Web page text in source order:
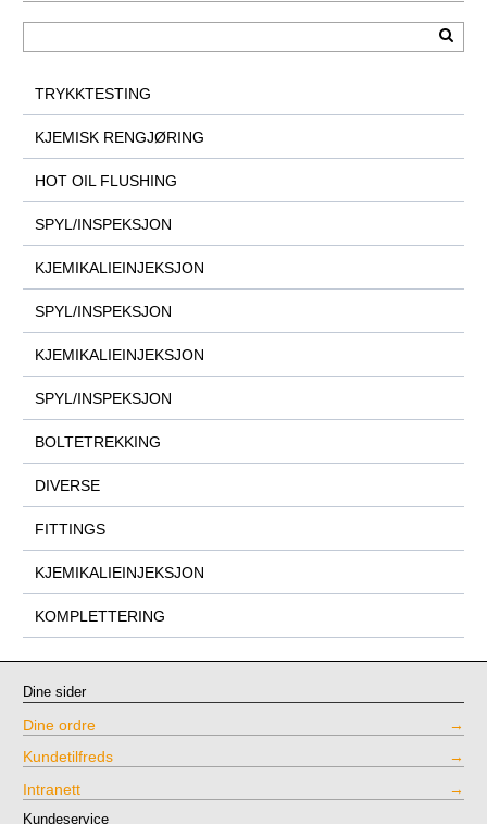
TRYKKTESTING
KJEMISK RENGJØRING
HOT OIL FLUSHING
SPYL/INSPEKSJON
KJEMIKALIEINJEKSJON
SPYL/INSPEKSJON
KJEMIKALIEINJEKSJON
SPYL/INSPEKSJON
BOLTETREKKING
DIVERSE
FITTINGS
KJEMIKALIEINJEKSJON
KOMPLETTERING
Dine sider
Dine ordre
Kundetilfreds
Intranett
Kundeservice